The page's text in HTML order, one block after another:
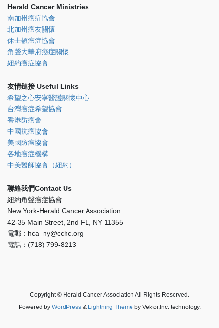
Herald Cancer Ministries
南加州癌症協會
北加州癌友關懷
休士頓癌症協會
角聲大華府癌症關懷
紐約癌症協會
友情鏈接 Useful Links
希望之心安寧醫護關懷中心
台灣癌症希望協會
香港防癌會
中國抗癌協會
美國防癌協會
各地癌症機構
中美醫師協會（紐約）
聯絡我們Contact Us
紐約角聲癌症協會
New York-Herald Cancer Association
42-35 Main Street, 2nd FL, NY 11355
電郵：hca_ny@cchc.org
電話：(718) 799-8213
Copyright © Herald Cancer Association All Rights Reserved.
Powered by WordPress& Lightning Theme by Vektor,Inc. technology.